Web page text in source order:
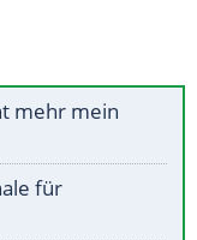
mehr mein
für